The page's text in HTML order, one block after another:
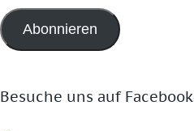
Adresse
Abonnieren
Besuche uns auf Facebook